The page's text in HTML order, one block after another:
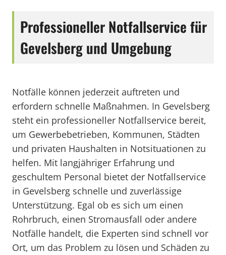
Professioneller Notfallservice für
Gevelsberg und Umgebung
Notfälle können jederzeit auftreten und
erfordern schnelle Maßnahmen. In Gevelsberg
steht ein professioneller Notfallservice bereit,
um Gewerbebetrieben, Kommunen, Städten
und privaten Haushalten in Notsituationen zu
helfen. Mit langjähriger Erfahrung und
geschultem Personal bietet der Notfallservice
in Gevelsberg schnelle und zuverlässige
Unterstützung. Egal ob es sich um einen
Rohrbruch, einen Stromausfall oder andere
Notfälle handelt, die Experten sind schnell vor
Ort, um das Problem zu lösen und Schäden zu